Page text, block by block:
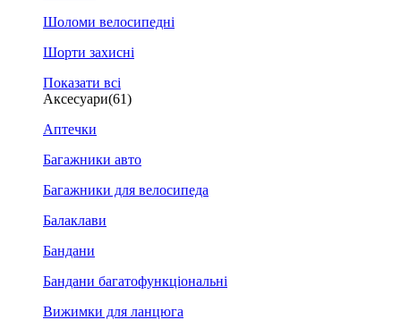
Шоломи велосипедні
Шорти захисні
Показати всі
Аксесуари(61)
Аптечки
Багажники авто
Багажники для велосипеда
Балаклави
Бандани
Бандани багатофункціональні
Вижимки для ланцюга